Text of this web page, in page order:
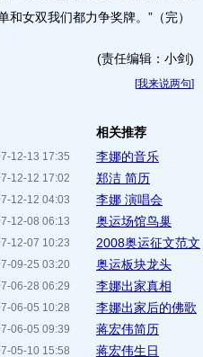
女双我们都力争奖牌。”（完）
(责任编辑：小剑)
[我来说两句]
12-13 17:35
12-12 17:02
12-12 04:03
12-08 06:13
12-07 10:23
09-25 03:20
06-28 06:29
06-05 10:28
06-05 09:39
05-10 15:58
相关推荐
李娜的音乐
郑洁 简历
李娜 演唱会
奥运场馆鸟巢
2008奥运征文范文
奥运板块龙头
李娜出家真相
李娜出家后的佛歌
蒋宏伟简历
蒋宏伟生日